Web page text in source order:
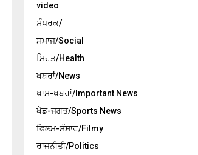
video
ਸੰਪਰਕ/
ਸਮਾਜ/Social
ਸਿਹਤ/Health
ਖਬਰਾਂ/News
ਖਾਸ-ਖਬਰਾਂ/Important News
ਖੇਡ-ਜਗਤ/Sports News
ਫਿਲਮ-ਸੰਸਾਰ/Filmy
ਰਾਜਨੀਤੀ/Politics